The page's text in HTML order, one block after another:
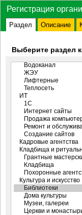
Регистрация
Раздел Описание
Выберите раздел